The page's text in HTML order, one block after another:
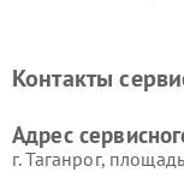
Контакты
Адрес
г. Таганрог,